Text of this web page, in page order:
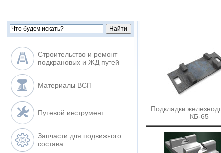
Строительство и ремонт
подкрановых и ЖД путей
Материалы ВСП
Путевой инструмент
Запчасти для подвижного
состава
Подкладки
КБ-65